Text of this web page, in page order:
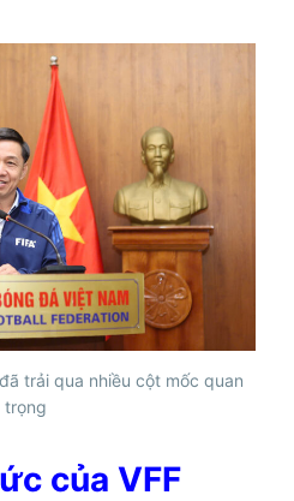
trải qua nhiều cột mốc quan
trọng
của VFF